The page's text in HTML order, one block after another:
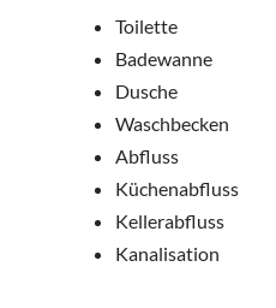
Toilette
Badewanne
Dusche
Waschbecken
Abfluss
Küchenabfluss
Kellerabfluss
Kanalisation